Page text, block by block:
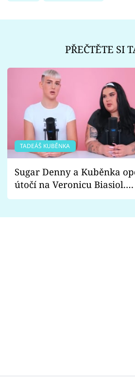
PŘEČTĚTE SI
TADEÁŠ KUBĚNKA
Sugar Denny a Kuběnka
útočí na Veronicu Biasiol.
Proč je podle nich falešná a